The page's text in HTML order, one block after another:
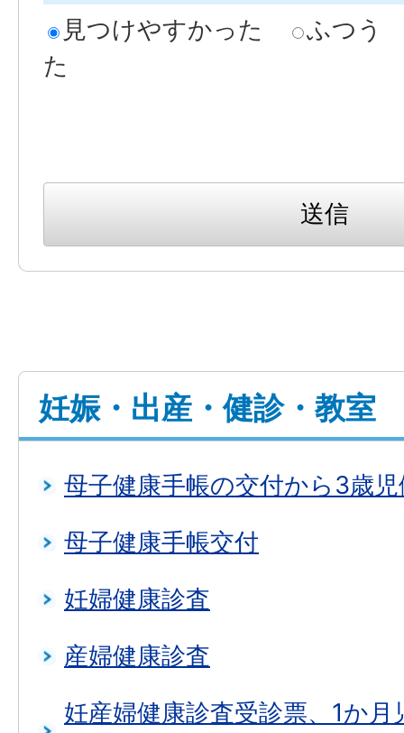
見つけやすかった
ふつう
た
妊娠・出産・健診・教室
母子健康手帳の交付から3歳
母子健康手帳交付
妊婦健康診査
産婦健康診査
妊産婦健康診査受診票、1か